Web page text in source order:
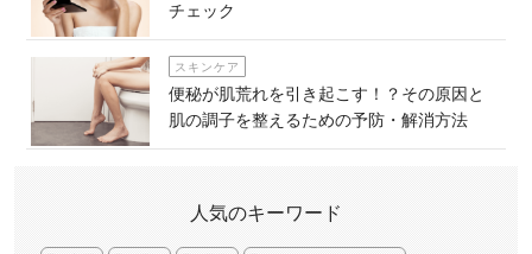
チェック
スキンケア
便秘が肌荒れを引き起こす！？その原因と
肌の調子を整えるための予防・解消方法
人気のキーワード